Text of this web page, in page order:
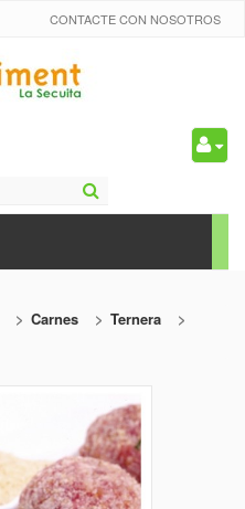
CONTACTE CON NOSOTROS
> Carnes > Ternera
>